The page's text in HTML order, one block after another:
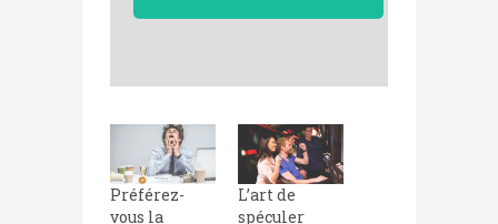
Préférez-
vous la
L’art de
spéculer